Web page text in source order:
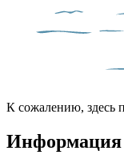
К сожалению, здесь
Информация